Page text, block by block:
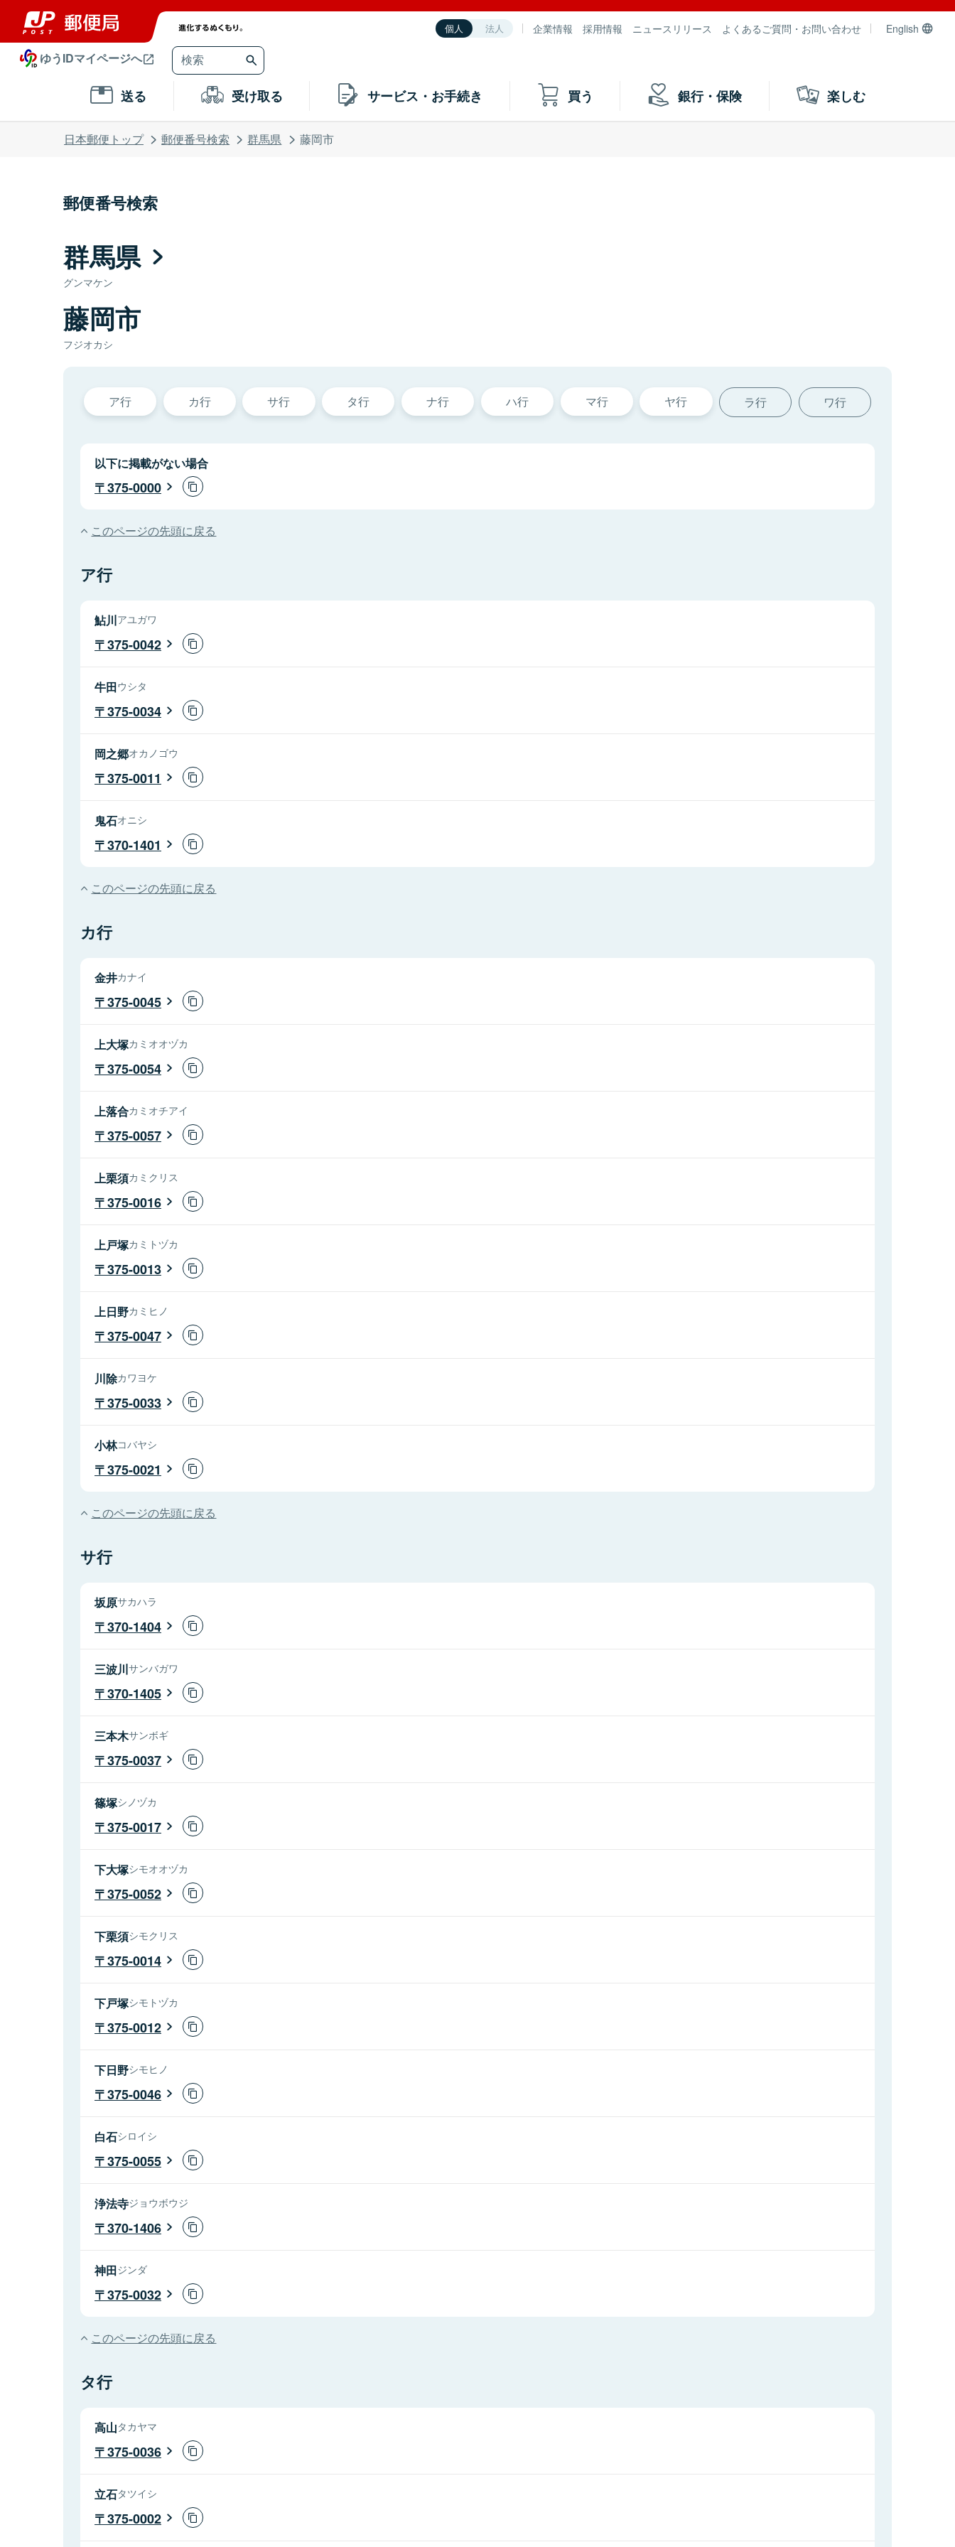
個人 法人 企業情報 採用情報 ニュースリリース よくあるご質問・お問い合わせ English
ゆうIDマイページへ
送る 受け取る サービス・お手続き 買う 銀行・保険 楽しむ
日本郵便トップ 郵便番号検索 群馬県 藤岡市
郵便番号検索
群馬県
グンマケン
藤岡市
フジオカシ
ア行 カ行 サ行 タ行 ナ行 ハ行 マ行 ヤ行 ラ行 ワ行
以下に掲載がない場合
375-0000
このページの先頭に戻る
ア行
鮎川アユガワ
375-0042
牛田ウシタ
375-0034
岡之郷オカノゴウ
375-0011
鬼石オニシ
370-1401
このページの先頭に戻る
カ行
金井カナイ
375-0045
上大塚カミオオヅカ
375-0054
上落合カミオチアイ
375-0057
上栗須カミクリス
375-0016
上戸塚カミトヅカ
375-0013
上日野カミヒノ
375-0047
川除カワヨケ
375-0033
小林コバヤシ
375-0021
このページの先頭に戻る
サ行
坂原サカハラ
370-1404
三波川サンバガワ
370-1405
三本木サンボギ
375-0037
篠塚シノヅカ
375-0017
下大塚シモオオヅカ
375-0052
下栗須シモクリス
375-0014
下戸塚シモトヅカ
375-0012
下日野シモヒノ
375-0046
白石シロイシ
375-0055
浄法寺ジョウボウジ
370-1406
神田ジンダ
375-0032
このページの先頭に戻る
タ行
高山タカヤマ
375-0036
立石タツイシ
375-0002